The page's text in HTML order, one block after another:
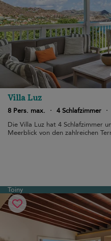
Villa Luz
8 Pers. max. · 4 Schlafzimmer ·
Die Villa Luz hat 4 Schlafzimmer
Meerblick von den zahlreichen
Toiny